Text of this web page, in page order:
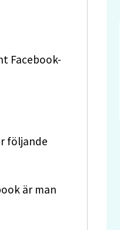
Facebook-
följande
är man